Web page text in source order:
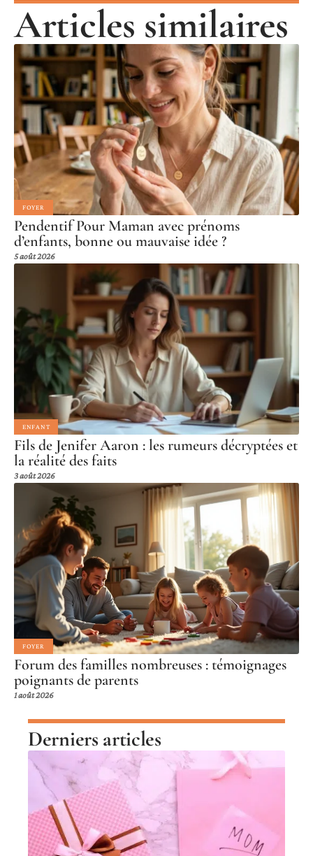
Articles similaires
FOYER
Pendentif Pour Maman avec prénoms
d’enfants, bonne ou mauvaise idée ?
5 août 2026
ENFANT
Fils de Jenifer Aaron : les rumeurs décryptées et
la réalité des faits
3 août 2026
FOYER
Forum des familles nombreuses : témoignages
poignants de parents
1 août 2026
Derniers articles